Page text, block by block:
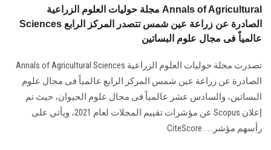
مجلة حوليات العلوم الزراعية Annals of Agricultural
Sciences الصادرة عن زراعة عين شمس تتصدر المركز الرابع
عالمياً فى مجال علوم البساتين
تصدرت مجلة حوليات العلوم الزراعية Annals of Agricultural Sciences
الصادرة عن زراعة عين شمس المركز الرابع عالمياً فى مجال علوم
البساتين، والسادس عشر عالمياً فى مجال علوم الحيوان، حيث تم
إعلان Scopus عن مؤشرات تقييم المجلات لعام 2021، ويأتي على
رأسهم مؤشر..... CiteScore